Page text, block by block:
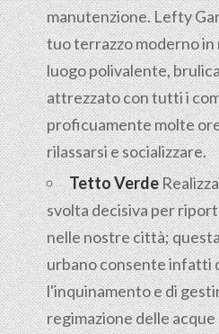
manutenzione. Lefty
tuo terrazzo moderno in
luogo polivalente,
attrezzato con tutti i
proficuamente molte
rilassarsi e socializzare.
Tetto Verde
svolta decisiva per
nelle nostre città;
urbano consente infatti
l'inquinamento e di
regimazione delle